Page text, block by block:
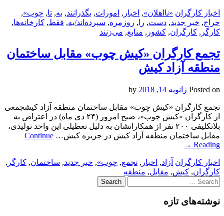
اخبار کارگران «نااهلان», اخبار , امورات, بگذرانند, به, تا, چوب»,
حراج, خبر جدید, دست, را , روزمره, سپرده‌اند/به, فقط, کارخانه‌ها,
کارگر , کارگران, کشور , منابع, می‌زنند
تجمع کارگران «کیش چوب» مقابل ساختمان
منطقه آزاد کیش
Posted on ژانویه 14, 2018
تجمع کارگران «کیش چوب» مقابل ساختمان منطقه آزاد کیشجمعی
از کارگران «کیش چوب»، صبح امروز (۲۴ دی ماه) در اعتراض به
بلاتکلیفی ۲۰۰ نفر از همکارانشان به دلیل تعطیلی این واحد تولیدی،
مقابل ساختمان منطقه آزاد کیش در جزیره کیش… Continue
Reading
→
اخبار کارگران آزاد, اخبار , تجمع, چوب», خبر جدید, ساختمان, کارگر ,
کارگران, کیش, مقابل, منطقه
Search
for:
نوشته‌های تازه